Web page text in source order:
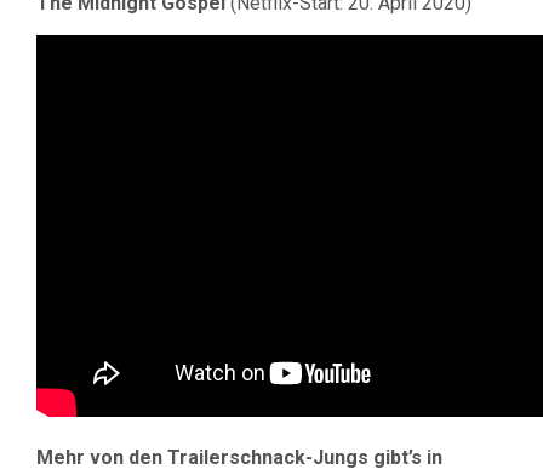
Mehr von den Trailerschnack-Jungs gibt’s in